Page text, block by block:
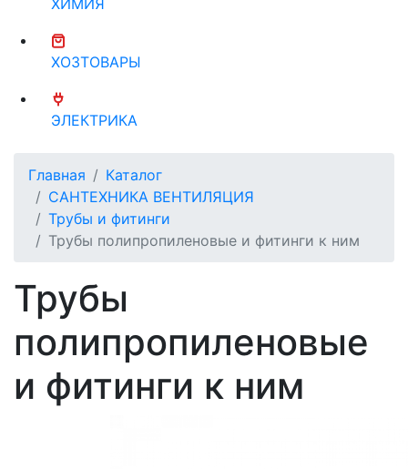
ХОЗТОВАРЫ
ЭЛЕКТРИКА
Главная
Каталог
САНТЕХНИКА ВЕНТИЛЯЦИЯ
Трубы и фитинги
Трубы полипропиленовые и фитинги к ним
Трубы
полипропиленовые
и фитинги к ним